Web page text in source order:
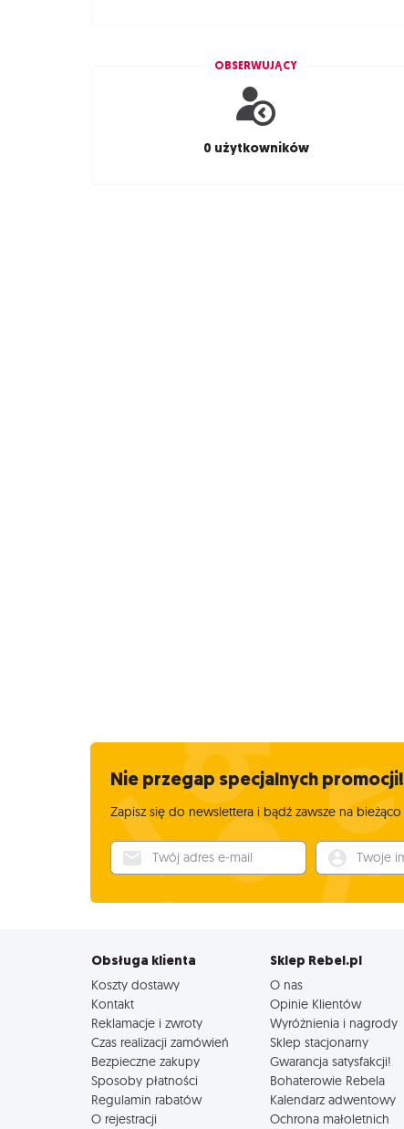
OBSERWUJĄCY
0 użytkowników
Nie przegap specjalnych promocji!
Zapisz się do newslettera i bądź zawsze na bieżąco
Twój adres e-mail Twoje imię
Obsługa klienta
Koszty dostawy
Kontakt
Reklamacje i zwroty
Czas realizacji zamówień
Bezpieczne zakupy
Sposoby płatności
Regulamin rabatów
O rejestracji
Sklep Rebel.pl
O nas
Opinie Klientów
Wyróżnienia i nagrody
Sklep stacjonarny
Gwarancja satysfakcji!
Bohaterowie Rebela
Kalendarz adwentowy
Ochrona małoletnich